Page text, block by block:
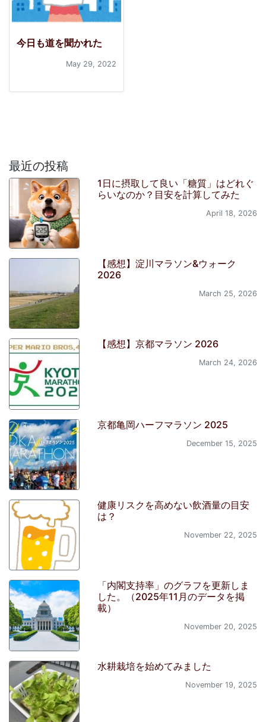
今日も道を聞かれた
May 29, 2022
最近の投稿
1日に摂取して良い「糖質」はどれぐ
らいなのか？目安を計算してみた
April 18, 2026
【感想】淀川マラソン&ウォーク
2026
March 25, 2026
【感想】京都マラソン 2026
March 24, 2026
京都亀岡ハーフマラソン 2025
December 15, 2025
健康リスクを高めない飲酒量の目安
は？
November 22, 2025
「内閣支持率」のグラフを更新しま
した。（2025年11月のデータを掲
載）
November 20, 2025
水耕栽培を始めてみました
November 19, 2025